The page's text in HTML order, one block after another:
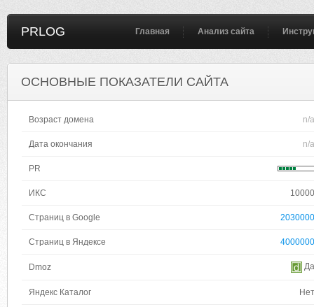
PRLOG Главная Анализ сайта
ОСНОВНЫЕ ПОКАЗАТЕЛИ САЙТА
Возраст домена n/a
Дата окончания n/a
PR
ИКС 10000
Страниц в Google 2030000
Страниц в Яндексе 4000000
Dmoz Да
Яндекс Каталог Нет